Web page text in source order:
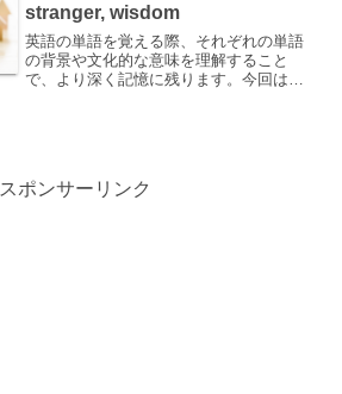
stranger, wisdom
英語の単語を覚える際、それぞれの単語
の背景や文化的な意味を理解すること
で、より深く記憶に残ります。今回は、
スポンサーリンク